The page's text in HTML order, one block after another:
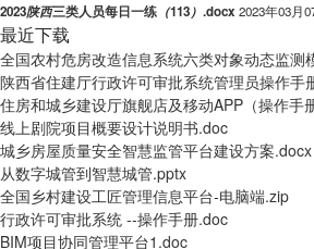
2023陕西三类人员每日一练 （113） .docx 2023年03月
最近下载
全国农村危房改造信息系统六类对象动态监测
陕西省住建厅行政许可审批系统管理员操作手
住房和城乡建设厅旗舰店及移动APP（操作手
线上剧院项目概要设计说明书.doc
城乡房屋质量安全智慧监管平台建设方案.docx
从数字城管到智慧城管.pptx
全国乡村建设工匠管理信息平台-电脑端.zip
行政许可审批系统 --操作手册.doc
BIM项目协同管理平台1.doc